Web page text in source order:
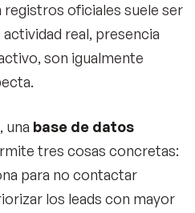
oficiales suele ser
real, presencia
son igualmente
una base de datos
tres cosas concretas:
para no contactar
los leads con mayor